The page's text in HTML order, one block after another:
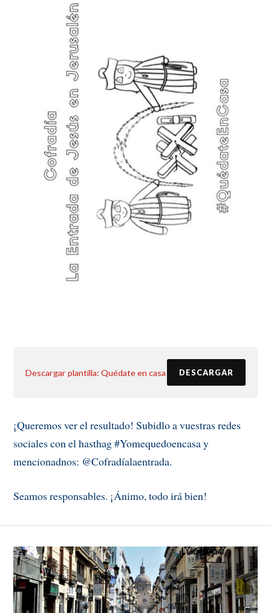
Descargar plantilla: Quédate en casa DESCARGAR
¡Queremos ver el resultado! Subidlo a vuestras redes
sociales con el hasthag #Yomequedoencasa y
mencionadnos: @Cofradíalaentrada.
Seamos responsables. ¡Ánimo, todo irá bien!